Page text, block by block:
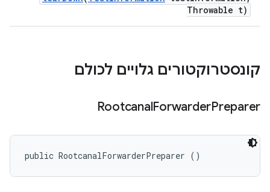
Throwable t)
קונסטרוקטורים גלויים לכולם
RootcanalForwarderPreparer
public RootcanalForwarderPreparer ()